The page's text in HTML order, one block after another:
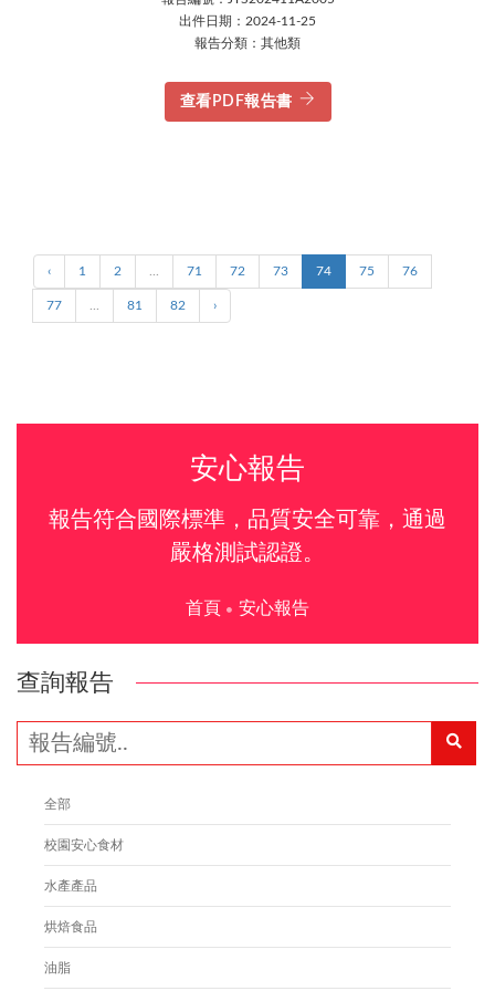
出件日期：2024-11-25
報告分類：其他類
查看PDF報告書
‹ 1 2 71 72 73 74 75 76
77 81 82 ›
安心報告
報告符合國際標準，品質安全可靠，通過
嚴格測試認證。
首頁 安心報告
查詢報告
全部
校園安心食材
水產產品
烘焙食品
油脂